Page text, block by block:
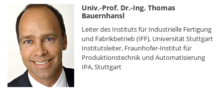
Univ.-Prof. Dr.-Ing. Thomas
Bauernhansl
Leiter des Instituts für Industrielle Fertigung
und Fabrikbetrieb (IFF), Universität Stuttgart
Institutsleiter, Fraunhofer-Institut für
Produktionstechnik und Automatisierung
IPA, Stuttgart